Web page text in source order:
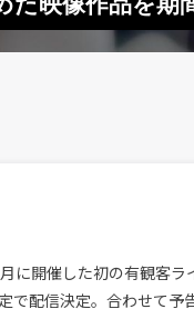
に開催した初の有観客
で配信決定。合わせて予